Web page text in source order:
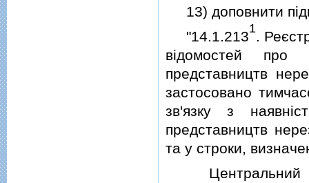
13) доповнити
"14.1.2131.
вiдомостей про
представництв
застосовано
зв'язку з
представництв
та у строки,
Центральний